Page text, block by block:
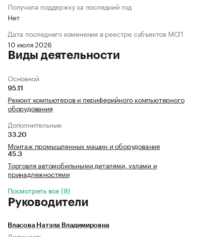
Получила поддержку за последний год
Нет
Дата последнего изменения в реестре субъектов МСП
10 июля 2026
Виды деятельности
Основной
95.11
Ремонт компьютеров и периферийного компьютерного
оборудования
Дополнительные
33.20
Монтаж промышленных машин и оборудования
45.3
Торговля автомобильными деталями, узлами и
принадлежностями
Посмотреть все (9)
Руководители
Власова Натэла Владимировна